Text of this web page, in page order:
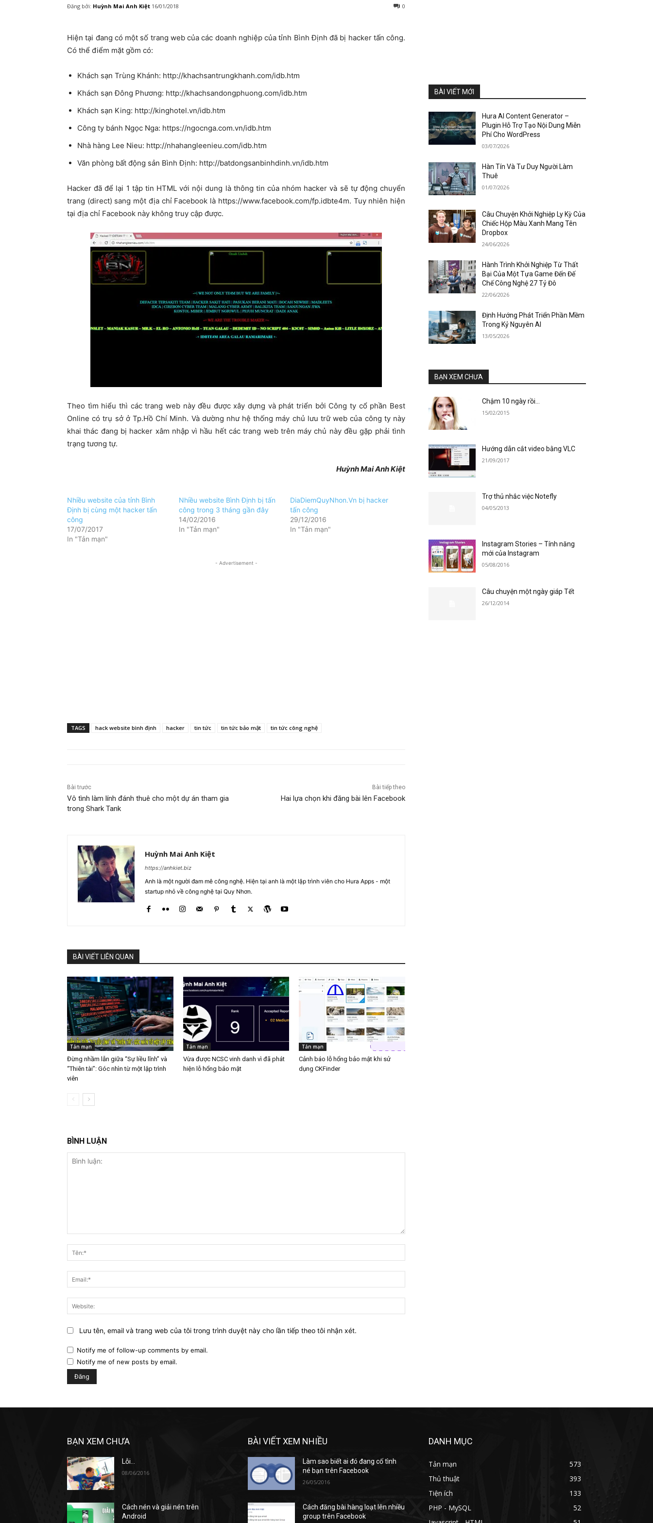
Đăng bởi: Huỳnh Mai Anh Kiệt 16/01/2018 0
Hiện tại đang có một số trang web của các doanh nghiệp của tỉnh Bình Định đã bị hacker tấn công.
Có thể điểm mặt gồm có:
Khách sạn Trùng Khánh: http://khachsantrungkhanh.com/idb.htm
Khách sạn Đông Phương: http://khachsandongphuong.com/idb.htm
Khách sạn King: http://kinghotel.vn/idb.htm
Công ty bánh Ngọc Nga: https://ngocnga.com.vn/idb.htm
Nhà hàng Lee Nieu: http://nhahangleenieu.com/idb.htm
Văn phòng bất động sản Bình Định: http://batdongsanbinhdinh.vn/idb.htm
Hacker đã để lại 1 tập tin HTML với nội dung là thông tin của nhóm hacker và sẽ tự động chuyển
trang (direct) sang một địa chỉ Facebook là https://www.facebook.com/fp.idbte4m. Tuy nhiên hiện
tại địa chỉ Facebook này không truy cập được.
Theo tìm hiểu thì các trang web này đều được xây dựng và phát triển bởi Công ty cổ phần Best
Online có trụ sở ở Tp.Hồ Chí Minh. Và dường như hệ thống máy chủ lưu trữ web của công ty này
khai thác đang bị hacker xâm nhập vì hầu hết các trang web trên máy chủ này đều gặp phải tình
trạng tương tự.
Huỳnh Mai Anh Kiệt
Nhiều website của tỉnh Bình
Định bị cùng một hacker tấn
công
17/07/2017
In "Tản mạn"
Nhiều website Bình Định bị tấn
công trong 3 tháng gần đây
14/02/2016
In "Tản mạn"
DiaDiemQuyNhon.Vn bị hacker
tấn công
29/12/2016
In "Tản mạn"
- Advertisement -
TAGS hack website bình định hacker tin tức tin tức bảo mật tin tức công nghệ
Bài trước
Vô tình làm lính đánh thuê cho một dự án tham gia
trong Shark Tank
Bài tiếp theo
Hai lựa chọn khi đăng bài lên Facebook
Huỳnh Mai Anh Kiệt
https://anhkiet.biz
Anh là một người đam mê công nghệ. Hiện tại anh là một lập trình viên cho Hura Apps - một
startup nhỏ về công nghệ tại Quy Nhơn.
BÀI VIẾT LIÊN QUAN
Tản mạn
Đừng nhầm lẫn giữa “Sự liều lĩnh” và
“Thiên tài”: Góc nhìn từ một lập trình
viên
Tản mạn
Vừa được NCSC vinh danh vì đã phát
hiện lỗ hổng bảo mật
Tản mạn
Cảnh báo lỗ hổng bảo mật khi sử
dụng CKFinder
BÌNH LUẬN
luận:
Lưu tên, email và trang web của tôi trong trình duyệt này cho lần tiếp theo tôi nhận xét.
Notify me of follow-up comments by email.
Notify me of new posts by email.
BÀI VIẾT MỚI
Hura AI Content Generator –
Plugin Hỗ Trợ Tạo Nội Dung Miễn
Phí Cho WordPress
03/07/2026
Hàn Tín Và Tư Duy Người Làm
Thuê
01/07/2026
Câu Chuyện Khởi Nghiệp Ly Kỳ Của
Chiếc Hộp Màu Xanh Mang Tên
Dropbox
24/06/2026
Hành Trình Khởi Nghiệp Từ Thất
Bại Của Một Tựa Game Đến Đế
Chế Công Nghệ 27 Tỷ Đô
22/06/2026
Định Hướng Phát Triển Phần Mềm
Trong Kỷ Nguyên AI
13/05/2026
BẠN XEM CHƯA
Chậm 10 ngày rồi…
15/02/2015
Hướng dẫn cắt video bằng VLC
21/09/2017
Trợ thủ nhắc việc Notefly
04/05/2013
Instagram Stories – Tính năng
mới của Instagram
05/08/2016
Câu chuyện một ngày giáp Tết
26/12/2014
BẠN XEM CHƯA
Lỗi…
08/06/2016
Cách nén và giải nén trên
Android
BÀI VIẾT XEM NHIỀU
Làm sao biết ai đó đang cố tình
né bạn trên Facebook
26/05/2016
Cách đăng bài hàng loạt lên nhiều
group trên Facebook
DANH MỤC
Tản mạn
573
Thủ thuật
393
Tiện ích
133
PHP - MySQL
52